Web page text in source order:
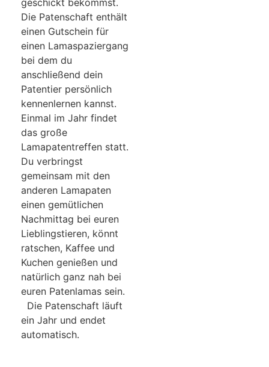
Die Patenschaft enthält
einen Gutschein für
einen Lamaspaziergang
bei dem du
anschließend dein
Patentier persönlich
kennenlernen kannst.
Einmal im Jahr findet
das große
Lamapatentreffen statt.
Du verbringst
gemeinsam mit den
anderen Lamapaten
einen gemütlichen
Nachmittag bei euren
Lieblingstieren, könnt
ratschen, Kaffee und
Kuchen genießen und
natürlich ganz nah bei
euren Patenlamas sein.
Die Patenschaft läuft
ein Jahr und endet
automatisch.